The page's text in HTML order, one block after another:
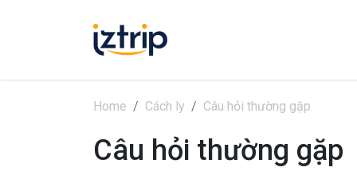
Home Cách ly Câu hỏi thường gặp
Câu hỏi thường gặp